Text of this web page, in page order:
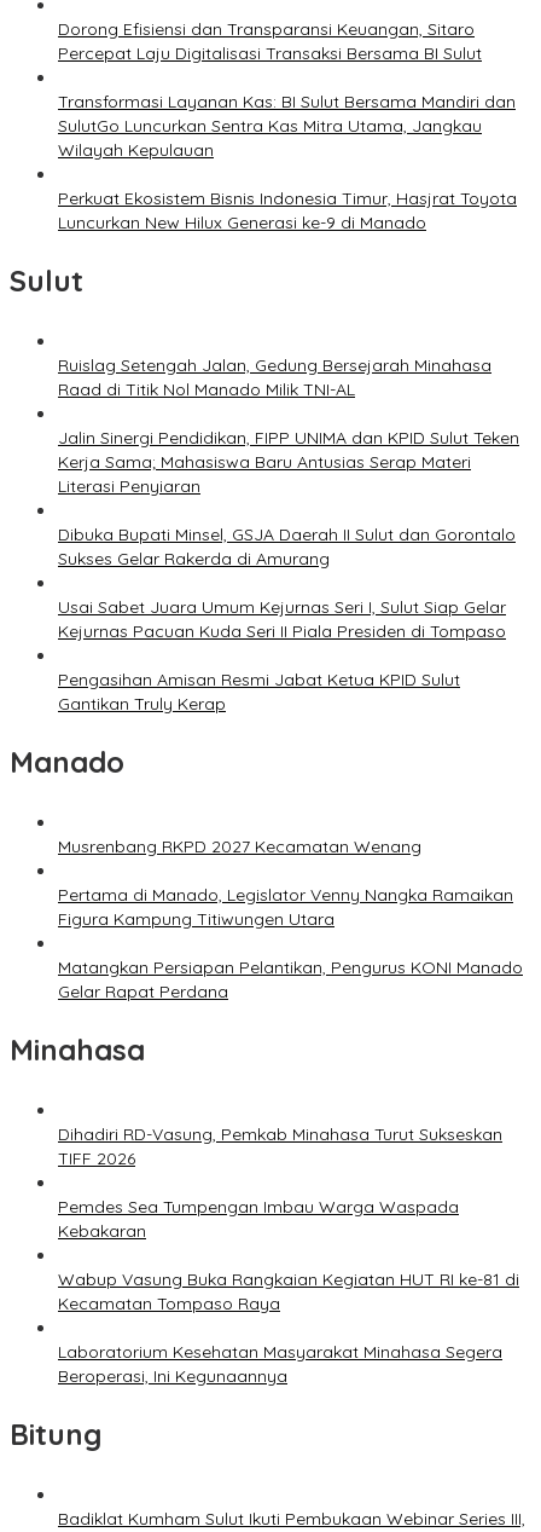
Dorong Efisiensi dan Transparansi Keuangan, Sitaro
Percepat Laju Digitalisasi Transaksi Bersama BI Sulut
Transformasi Layanan Kas: BI Sulut Bersama Mandiri dan
SulutGo Luncurkan Sentra Kas Mitra Utama, Jangkau
Wilayah Kepulauan
Perkuat Ekosistem Bisnis Indonesia Timur, Hasjrat Toyota
Luncurkan New Hilux Generasi ke-9 di Manado
Sulut
Ruislag Setengah Jalan, Gedung Bersejarah Minahasa
Raad di Titik Nol Manado Milik TNI-AL
Jalin Sinergi Pendidikan, FIPP UNIMA dan KPID Sulut Teken
Kerja Sama; Mahasiswa Baru Antusias Serap Materi
Literasi Penyiaran
Dibuka Bupati Minsel, GSJA Daerah II Sulut dan Gorontalo
Sukses Gelar Rakerda di Amurang
Usai Sabet Juara Umum Kejurnas Seri I, Sulut Siap Gelar
Kejurnas Pacuan Kuda Seri II Piala Presiden di Tompaso
Pengasihan Amisan Resmi Jabat Ketua KPID Sulut
Gantikan Truly Kerap
Manado
Musrenbang RKPD 2027 Kecamatan Wenang
Pertama di Manado, Legislator Venny Nangka Ramaikan
Figura Kampung Titiwungen Utara
Matangkan Persiapan Pelantikan, Pengurus KONI Manado
Gelar Rapat Perdana
Minahasa
Dihadiri RD-Vasung, Pemkab Minahasa Turut Sukseskan
TIFF 2026
Pemdes Sea Tumpengan Imbau Warga Waspada
Kebakaran
Wabup Vasung Buka Rangkaian Kegiatan HUT RI ke-81 di
Kecamatan Tompaso Raya
Laboratorium Kesehatan Masyarakat Minahasa Segera
Beroperasi, Ini Kegunaannya
Bitung
Badiklat Kumham Sulut Ikuti Pembukaan Webinar Series III,